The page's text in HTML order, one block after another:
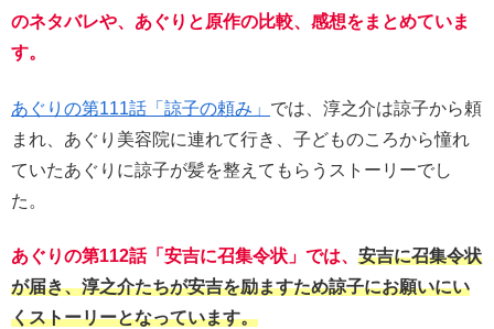
のネタバレや、あぐりと原作の比較、感想をまとめていま
す。
あぐりの第111話「諒子の頼み」 では、淳之介は諒子から頼
まれ、あぐり美容院に連れて行き、子どものころから憧れ
ていたあぐりに諒子が髪を整えてもらうストーリーでし
た。
あぐりの第112話「安吉に召集令状」では、 安吉に召集令状
が届き、淳之介たちが安吉を励ますため諒子にお願いにい
くストーリーとなっています。